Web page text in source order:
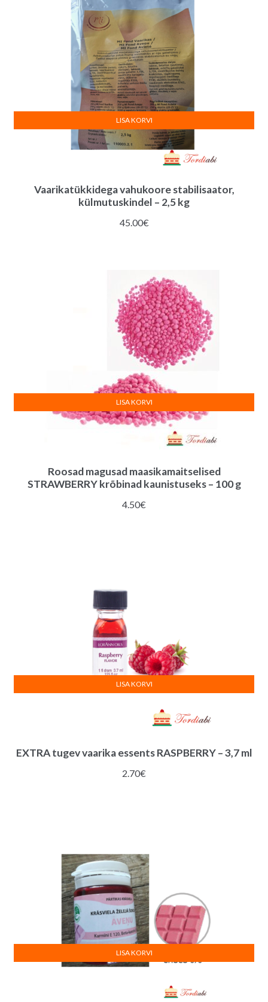
Vaarikatükkidega vahukoore stabilisaator,
külmutuskindel – 2,5 kg
45.00€
LISA KORVI
Roosad magusad maasikamaitselised
STRAWBERRY krõbinad kaunistuseks – 100 g
4.50€
LISA KORVI
EXTRA tugev vaarika essents RASPBERRY – 3,7 ml
2.70€
LISA KORVI
LISA KORVI